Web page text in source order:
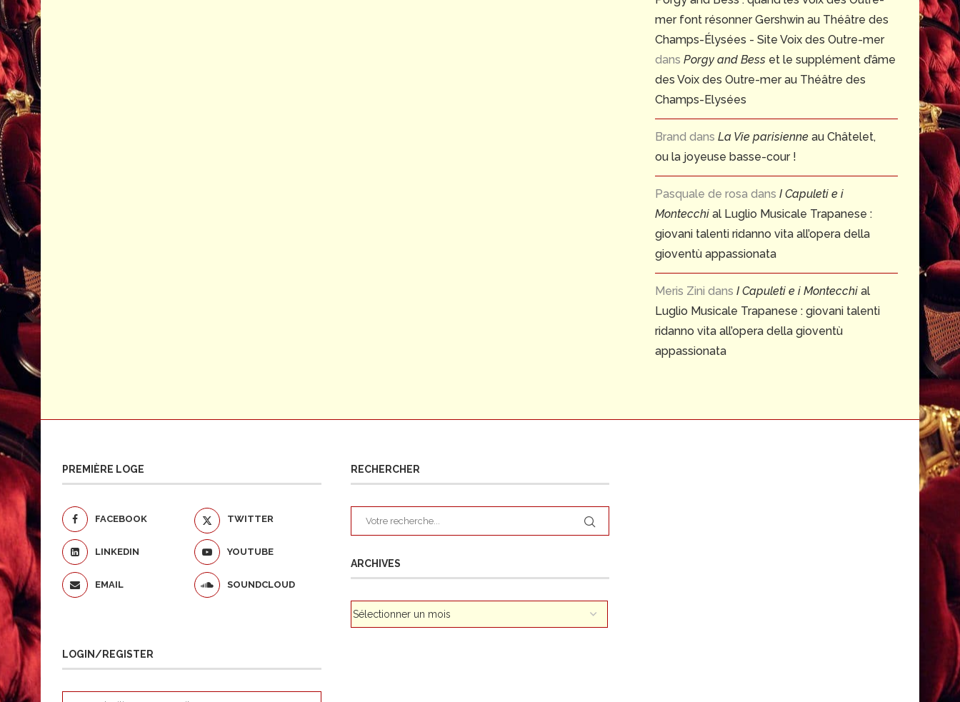
mer font résonner Gershwin au Théâtre des
Champs-Élysées - Site Voix des Outre-mer
dans Porgy and Bess et le supplément d’âme
des Voix des Outre-mer au Théâtre des
Champs-Elysées
Brand dans La Vie parisienne au Châtelet,
ou la joyeuse basse-cour !
Pasquale de rosa dans I Capuleti e i
Montecchi al Luglio Musicale Trapanese :
giovani talenti ridanno vita all’opera della
gioventù appassionata
Meris Zini dans I Capuleti e i Montecchi al
Luglio Musicale Trapanese : giovani talenti
ridanno vita all’opera della gioventù
appassionata
PREMIÈRE LOGE
FACEBOOK TWITTER
LINKEDIN YOUTUBE
EMAIL SOUNDCLOUD
LOGIN/REGISTER
RECHERCHER
ARCHIVES